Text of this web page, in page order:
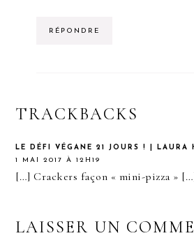
RÉPONDRE
TRACKBACKS
LE DÉFI VÉGANE 21 JOURS ! | LAURA
1 MAI 2017 À 12H19
[…] Crackers façon « mini-pizza »
LAISSER UN